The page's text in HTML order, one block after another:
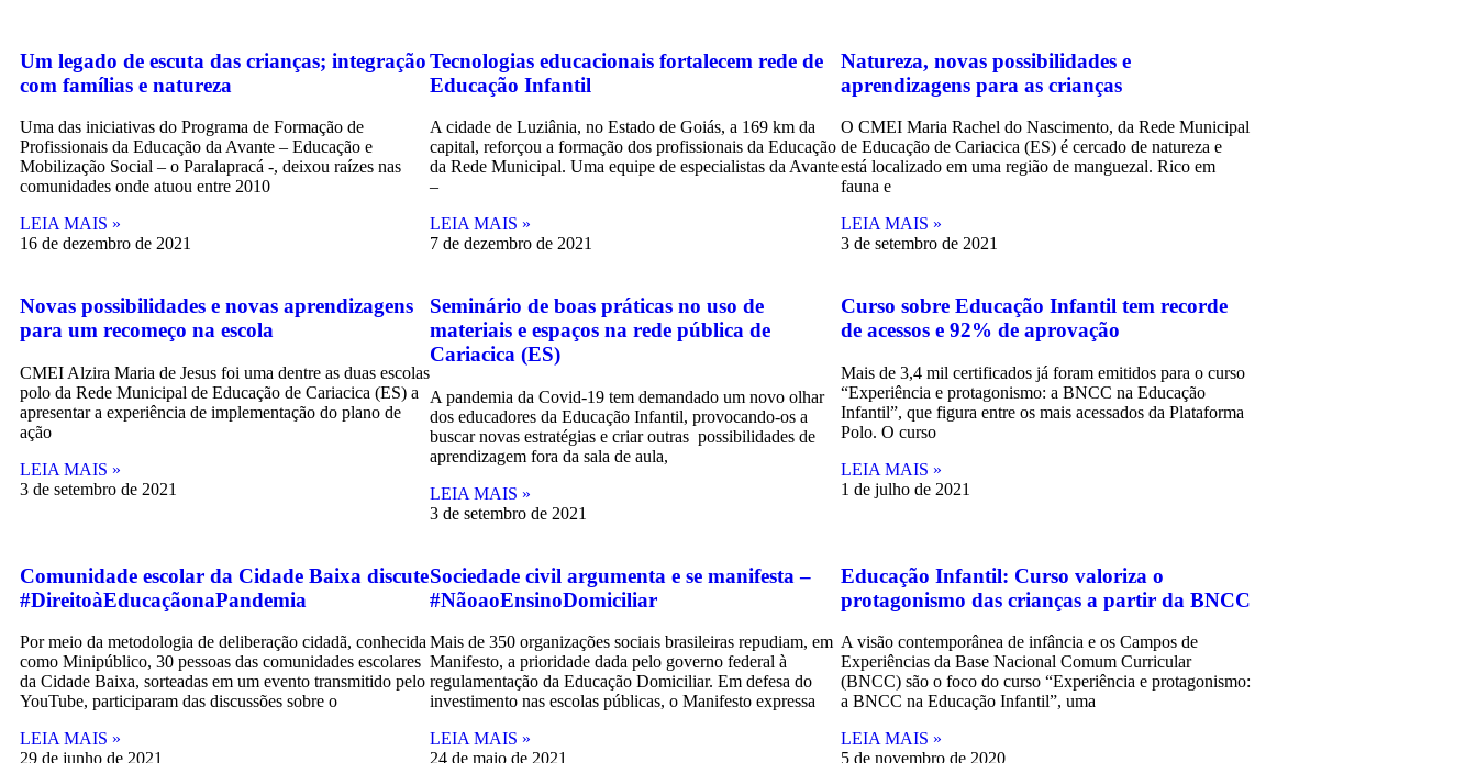
Um legado de escuta das crianças; integração
com famílias e natureza
Uma das iniciativas do Programa de Formação de
Profissionais da Educação da Avante – Educação e
Mobilização Social – o Paralapracá -, deixou raízes nas
comunidades onde atuou entre 2010
LEIA MAIS »
16 de dezembro de 2021
Tecnologias educacionais fortalecem rede de
Educação Infantil
A cidade de Luziânia, no Estado de Goiás, a 169 km da
capital, reforçou a formação dos profissionais da Educação
da Rede Municipal. Uma equipe de especialistas da Avante
–
LEIA MAIS »
7 de dezembro de 2021
Natureza, novas possibilidades e
aprendizagens para as crianças
O CMEI Maria Rachel do Nascimento, da Rede Municipal
de Educação de Cariacica (ES) é cercado de natureza e
está localizado em uma região de manguezal. Rico em
fauna e
LEIA MAIS »
3 de setembro de 2021
Novas possibilidades e novas aprendizagens
para um recomeço na escola
CMEI Alzira Maria de Jesus foi uma dentre as duas escolas
polo da Rede Municipal de Educação de Cariacica (ES) a
apresentar a experiência de implementação do plano de
ação
LEIA MAIS »
3 de setembro de 2021
Seminário de boas práticas no uso de
materiais e espaços na rede pública de
Cariacica (ES)
A pandemia da Covid-19 tem demandado um novo olhar
dos educadores da Educação Infantil, provocando-os a
buscar novas estratégias e criar outras possibilidades de
aprendizagem fora da sala de aula,
LEIA MAIS »
3 de setembro de 2021
Curso sobre Educação Infantil tem recorde
de acessos e 92% de aprovação
Mais de 3,4 mil certificados já foram emitidos para o curso
“Experiência e protagonismo: a BNCC na Educação
Infantil”, que figura entre os mais acessados da Plataforma
Polo. O curso
LEIA MAIS »
1 de julho de 2021
Comunidade escolar da Cidade Baixa discute
#DireitoàEducaçãonaPandemia
Por meio da metodologia de deliberação cidadã, conhecida
como Minipúblico, 30 pessoas das comunidades escolares
da Cidade Baixa, sorteadas em um evento transmitido pelo
YouTube, participaram das discussões sobre o
LEIA MAIS »
29 de junho de 2021
Sociedade civil argumenta e se manifesta –
#NãoaoEnsinoDomiciliar
Mais de 350 organizações sociais brasileiras repudiam, em
Manifesto, a prioridade dada pelo governo federal à
regulamentação da Educação Domiciliar. Em defesa do
investimento nas escolas públicas, o Manifesto expressa
LEIA MAIS »
24 de maio de 2021
Educação Infantil: Curso valoriza o
protagonismo das crianças a partir da BNCC
A visão contemporânea de infância e os Campos de
Experiências da Base Nacional Comum Curricular
(BNCC) são o foco do curso “Experiência e protagonismo:
a BNCC na Educação Infantil”, uma
LEIA MAIS »
5 de novembro de 2020